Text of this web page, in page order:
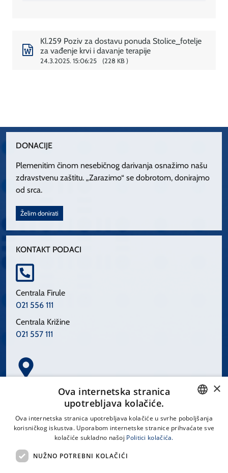
Kl.259 Poziv za dostavu ponuda Stolice_fotelje
za vađenje krvi i davanje terapije
24.3.2025. 15:06:25 228 KB
DONACIJE
Plemenitim činom nesebičnog darivanja osnažimo našu
zdravstvenu zaštitu. „Zarazimo“ se dobrotom, donirajmo
od srca.
Želim donirati
KONTAKT PODACI
Centrala Firule
021 556 111
Centrala Križine
021 557 111
Spinčićeva 1, 21000 Split
CROATIAN
×
Ova internetska stranica
upotrebljava kolačiće.
Ova internetska stranica upotrebljava kolačiće u svrhe poboljšanja
korisničkog iskustva. Uporabom internetske stranice prihvaćate sve
kolačiće sukladno našoj Politici kolačića.
NUŽNO POTREBNI KOLAČIĆI